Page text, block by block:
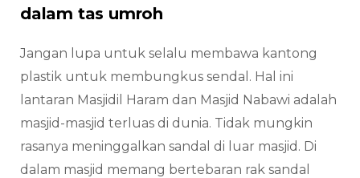
dalam tas umroh
Jangan lupa untuk selalu membawa kantong
plastik untuk membungkus sendal. Hal ini
lantaran Masjidil Haram dan Masjid Nabawi adalah
masjid-masjid terluas di dunia. Tidak mungkin
rasanya meninggalkan sandal di luar masjid. Di
dalam masjid memang bertebaran rak sandal